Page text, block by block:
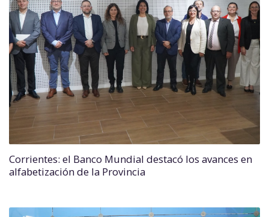
Corrientes: el Banco Mundial destacó los avances en
alfabetización de la Provincia